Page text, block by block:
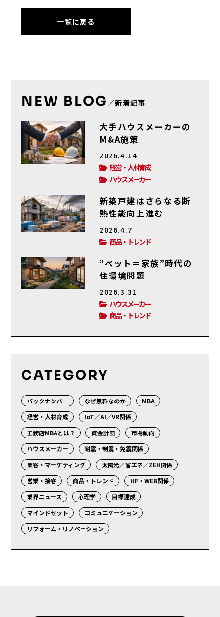
一覧に戻る
NEW BLOG ／新着記事
大手ハウスメーカーの
M&A施策
2026.4.14
経営・人材育成
ハウスメーカー
新築戸建はさらなる断
熱性能向上進む
2026.4.7
商品・トレンド
“ペット＝家族”時代の
住環境問題
2026.3.31
ハウスメーカー
商品・トレンド
CATEGORY
バックナンバー なぜ無料なのか
MBA
経営・人材育成
IoT／AI／VR関係
工務店MBAとは？
資金計画
市場動向
ハウスメーカー
耐震・制震・免震関係
集客・マーケティング
太陽光／省エネ／ZEH関係
営業・接客
商品・トレンド
HP・WEB関係
業界ニュース
心理学
目標達成
マインドセット
コミュニケーション
リフォーム・リノベーション